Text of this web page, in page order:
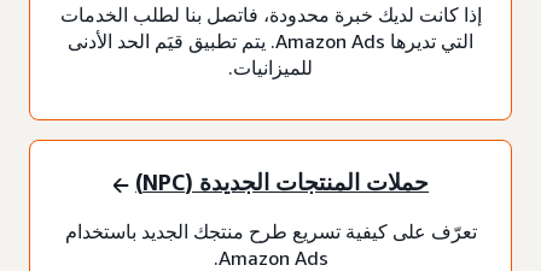
إذا كانت لديك خبرة محدودة، فاتصل بنا لطلب الخدمات
التي تديرها Amazon Ads. يتم تطبيق قيَم الحد الأدنى
للميزانيات.
حملات المنتجات الجديدة (NPC)
تعرّف على كيفية تسريع طرح منتجك الجديد باستخدام
Amazon Ads.